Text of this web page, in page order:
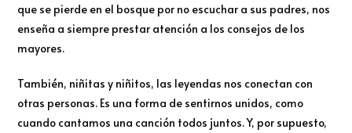
que se pierde en el bosque por no escuchar a sus padres, nos
enseña a siempre prestar atención a los consejos de los
mayores.
También, niñitas y niñitos, las leyendas nos conectan con
otras personas. Es una forma de sentirnos unidos, como
cuando cantamos una canción todos juntos. Y, por supuesto,